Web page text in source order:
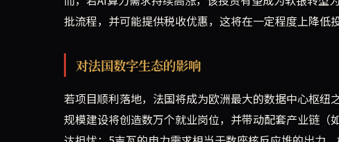
批流程，并可能提供税收优惠，这将在一定程度上降低
对法国数字生态的影响
若项目顺利落地，法国将成为欧洲最大的数据中心枢
规模建设将创造数万个就业岗位，并带动配套产业链